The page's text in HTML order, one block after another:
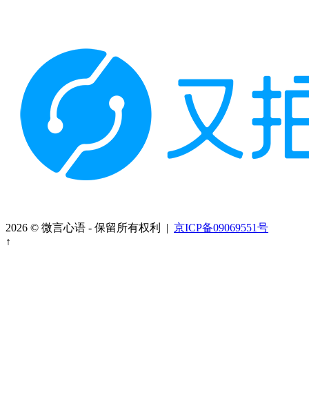
2026 © 微言心语 - 保留所有权利 | 京ICP备09069551号
↑